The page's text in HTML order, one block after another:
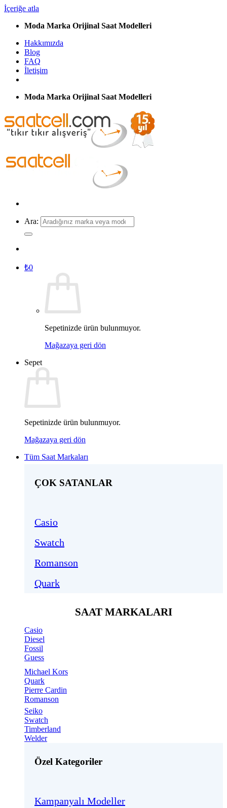
İçeriğe atla
Moda Marka Orijinal Saat Modelleri
Hakkımızda
Blog
FAQ
İletişim
Moda Marka Orijinal Saat Modelleri
Ara:
₺0
Sepetinizde ürün bulunmuyor.
Mağazaya geri dön
Sepet
Sepetinizde ürün bulunmuyor.
Mağazaya geri dön
Tüm Saat Markaları
ÇOK SATANLAR
Casio
Swatch
Romanson
Quark
SAAT MARKALARI
Casio
Diesel
Fossil
Guess
Michael Kors
Quark
Pierre Cardin
Romanson
Seiko
Swatch
Timberland
Welder
Özel Kategoriler
Kampanyalı Modeller